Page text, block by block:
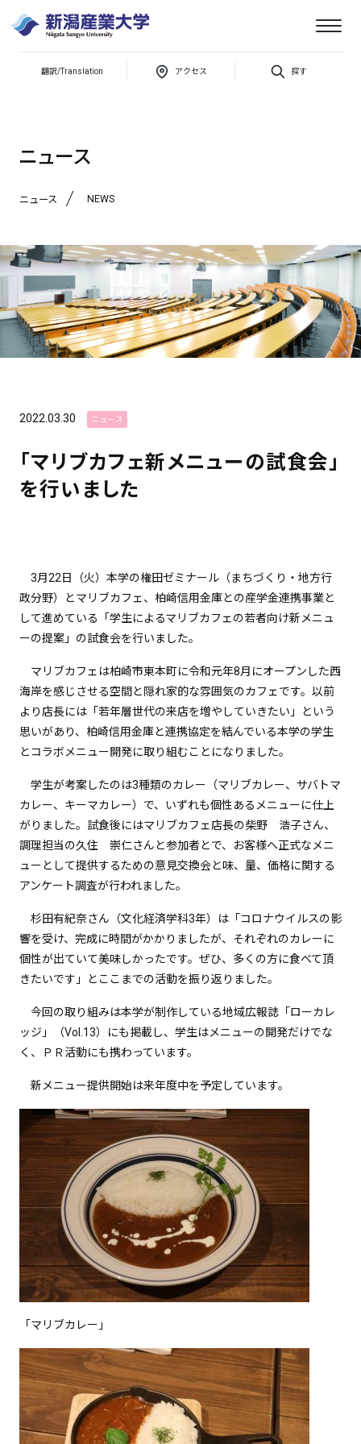
翻訳/Translation アクセス 探す
新潟産業大学 「マリブカフェ新メニューの試食会」を行いました
ニュース
ニュース NEWS
2022.03.30 ニュース
「マリブカフェ新メニューの試食会」
を行いました
3月22日（火）本学の権田ゼミナール（まちづくり・地方行
政分野）とマリブカフェ、柏崎信用金庫との産学金連携事業と
して進めている「学生によるマリブカフェの若者向け新メニュ
ーの提案」の試食会を行いました。
マリブカフェは柏崎市東本町に令和元年8月にオープンした西
海岸を感じさせる空間と隠れ家的な雰囲気のカフェです。以前
より店長には「若年層世代の来店を増やしていきたい」という
思いがあり、柏崎信用金庫と連携協定を結んでいる本学の学生
とコラボメニュー開発に取り組むことになりました。
学生が考案したのは3種類のカレー（マリブカレー、サバトマ
カレー、キーマカレー）で、いずれも個性あるメニューに仕上
がりました。試食後にはマリブカフェ店長の柴野 浩子さん、
調理担当の久住 崇仁さんと参加者とで、お客様へ正式なメニ
ューとして提供するための意見交換会と味、量、価格に関する
アンケート調査が行われました。
杉田有紀奈さん（文化経済学科3年）は「コロナウイルスの影
響を受け、完成に時間がかかりましたが、それぞれのカレーに
個性が出ていて美味しかったです。ぜひ、多くの方に食べて頂
きたいです」とここまでの活動を振り返りました。
今回の取り組みは本学が制作している地域広報誌「ローカレ
ッジ」（Vol.13）にも掲載し、学生はメニューの開発だけでな
く、ＰＲ活動にも携わっています。
新メニュー提供開始は来年度中を予定しています。
「マリブカレー」